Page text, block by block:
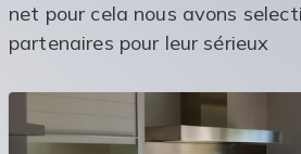
net pour cela nous avons
partenaires pour leur sérieux